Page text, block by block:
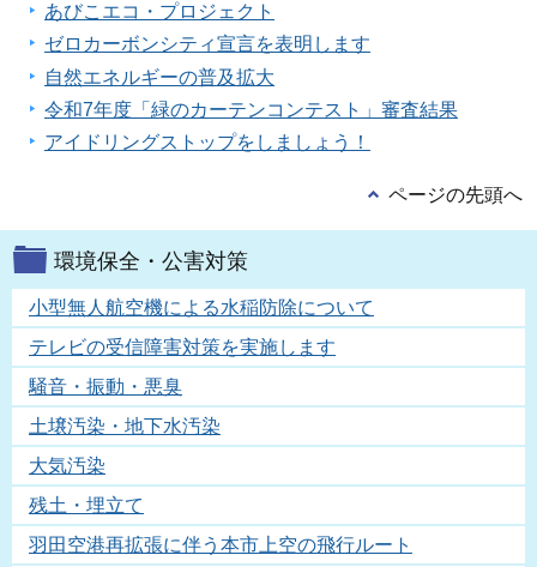
あびこエコ・プロジェクト
ゼロカーボンシティ宣言を表明します
自然エネルギーの普及拡大
令和7年度「緑のカーテンコンテスト」審査結果
アイドリングストップをしましょう！
ページの先頭へ
環境保全・公害対策
小型無人航空機による水稲防除について
テレビの受信障害対策を実施します
騒音・振動・悪臭
土壌汚染・地下水汚染
大気汚染
残土・埋立て
羽田空港再拡張に伴う本市上空の飛行ルート